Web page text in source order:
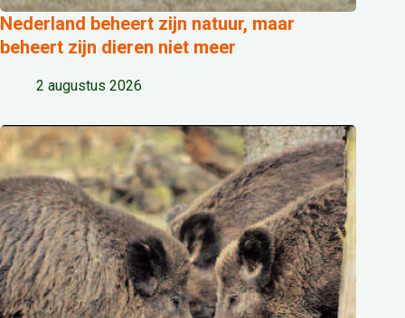
Nederland beheert zijn natuur, maar
beheert zijn dieren niet meer
2 augustus 2026